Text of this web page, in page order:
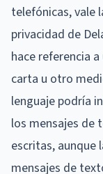
telefónicas, vale
privacidad de
hace referencia
carta u otro
lenguaje podría
los mensajes de
escritas, aunque
mensajes de